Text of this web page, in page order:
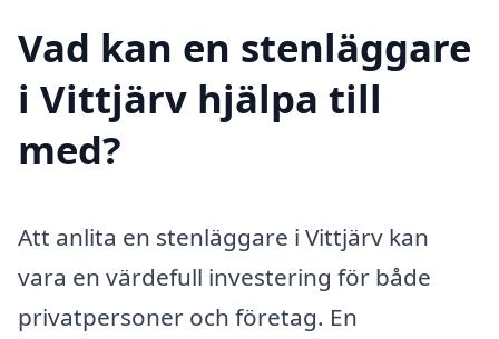
Vad kan en stenläggare
i Vittjärv hjälpa till
med?
Att anlita en stenläggare i Vittjärv kan
vara en värdefull investering för både
privatpersoner och företag. En